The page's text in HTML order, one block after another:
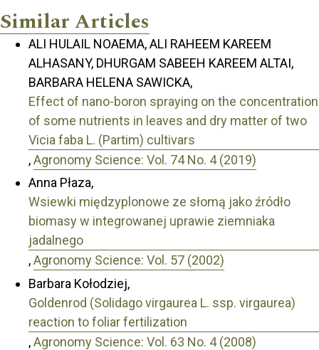
Similar Articles
ALI HULAIL NOAEMA, ALI RAHEEM KAREEM
ALHASANY, DHURGAM SABEEH KAREEM ALTAI,
BARBARA HELENA SAWICKA,
Effect of nano-boron spraying on the concentration
of some nutrients in leaves and dry matter of two
Vicia faba L. (Partim) cultivars
,Agronomy Science: Vol. 74 No. 4 (2019)
Anna Płaza,
Wsiewki międzyplonowe ze słomą jako źródło
biomasy w integrowanej uprawie ziemniaka
jadalnego
,Agronomy Science: Vol. 57 (2002)
Barbara Kołodziej,
Goldenrod (Solidago virgaurea L. ssp. virgaurea)
reaction to foliar fertilization
,Agronomy Science: Vol. 63 No. 4 (2008)